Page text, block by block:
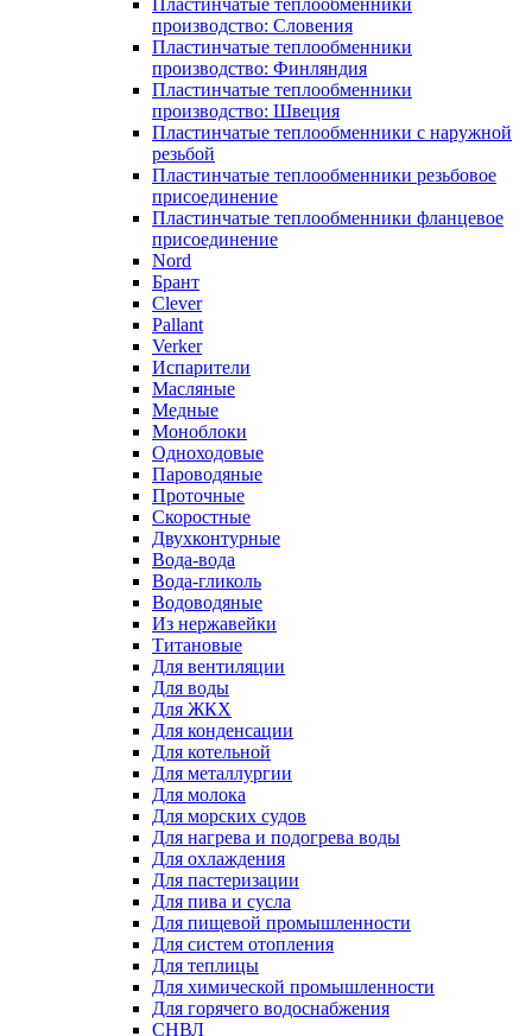
Пластинчатые теплообменники
производство: Словения
Пластинчатые теплообменники
производство: Финляндия
Пластинчатые теплообменники
производство: Швеция
Пластинчатые теплообменники с наружной
резьбой
Пластинчатые теплообменники резьбовое
присоединение
Пластинчатые теплообменники фланцевое
присоединение
Nord
Брант
Clever
Pallant
Verker
Испарители
Масляные
Медные
Моноблоки
Одноходовые
Пароводяные
Проточные
Скоростные
Двухконтурные
Вода-вода
Вода-гликоль
Водоводяные
Из нержавейки
Титановые
Для вентиляции
Для воды
Для ЖКХ
Для конденсации
Для котельной
Для металлургии
Для молока
Для морских судов
Для нагрева и подогрева воды
Для охлаждения
Для пастеризации
Для пива и сусла
Для пищевой промышленности
Для систем отопления
Для теплицы
Для химической промышленности
Для горячего водоснабжения
СНВЛ